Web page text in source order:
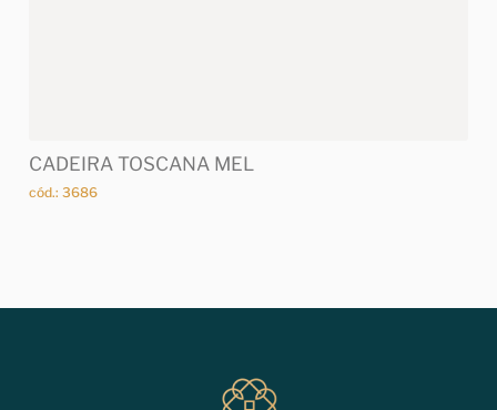
CADEIRA TOSCANA MEL
cód.: 3686